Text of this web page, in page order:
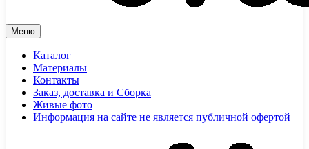
Меню
Каталог
Материалы
Контакты
Заказ, доставка и Сборка
Живые фото
Информация на сайте не является публичной офертой